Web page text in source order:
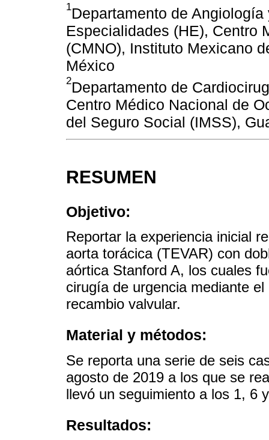
1Departamento de
Especialidades (HE), Centro
(CMNO), Instituto Mexicano
México
2Departamento de
Centro Médico Nacional de
del Seguro Social (IMSS),
RESUMEN
Objetivo:
Reportar la experiencia inicial
aorta torácica (TEVAR) con
aórtica Stanford A, los cuales
cirugía de urgencia mediante
recambio valvular.
Material y métodos:
Se reporta una serie de seis
agosto de 2019 a los que se
llevó un seguimiento a los 1, 6
Resultados: